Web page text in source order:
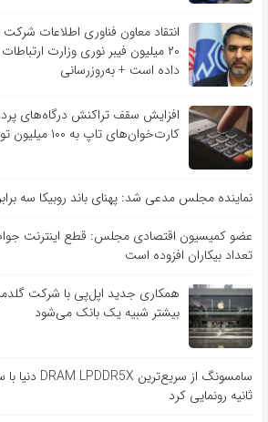
انتقاد معاون فناوری اطلاعات
۲۰ میلیون فیبر نوری وزارت
داده است + به‌روزرسانی
افزایش سقف تراکنش درگاه‌های
کارت‌خوان‌های تاپ به ۱۰۰ میلیون تومان
نماینده مجلس مدعی شد: پهنای باند روبیکا سه
عضو کمیسیون اقتصادی مجلس: قطع اینترنت
تعداد بیکاران افزوده است
همکاری جدید اپل‌پی با شرکت
بیشتر شبیه یک بانک می‌شود
ثانیه رونمایی کرد